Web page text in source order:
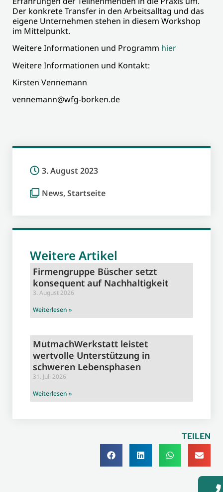
Der konkrete Transfer in den Arbeitsalltag und das
eigene Unternehmen stehen in diesem Workshop
im Mittelpunkt.
Weitere Informationen und Programm hier
Weitere Informationen und Kontakt:
Kirsten Vennemann
vennemann@wfg-borken.de
3. August 2023
News,Startseite
Weitere Artikel
Firmengruppe Büscher setzt
konsequent auf Nachhaltigkeit
3. August 2026
Weiterlesen »
MutmachWerkstatt leistet
wertvolle Unterstützung in
schweren Lebensphasen
31. Juli 2026
Weiterlesen »
TEILEN